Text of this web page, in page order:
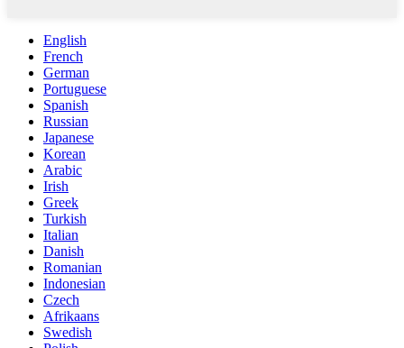
English
French
German
Portuguese
Spanish
Russian
Japanese
Korean
Arabic
Irish
Greek
Turkish
Italian
Danish
Romanian
Indonesian
Czech
Afrikaans
Swedish